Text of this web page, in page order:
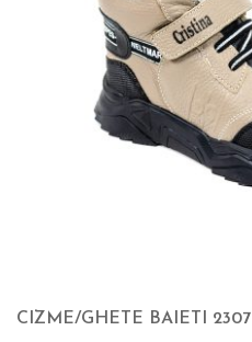
CIZME/GHETE BAIETI 2307